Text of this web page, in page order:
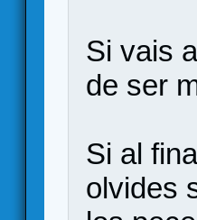
Si vais
de ser
Si al
olvides